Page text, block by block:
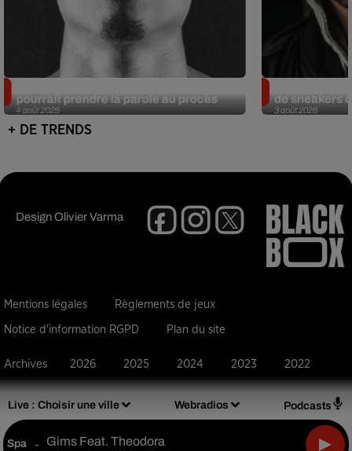
Live : Choisir une ville Webradios Podcasts
Spa - Gims Feat. Theodora
4 août 2026
pourrait prendre la parole au procès
3 août 2026
de sneakers
+ DE TRENDS
DesignOlivier Varma
Mentions légales Règlements de jeux
Notice d'information RGPD Plan du site
Archives 2026 2025 2024 2023 2022